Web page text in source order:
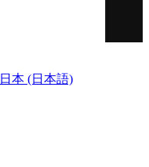
日本 (日本語)